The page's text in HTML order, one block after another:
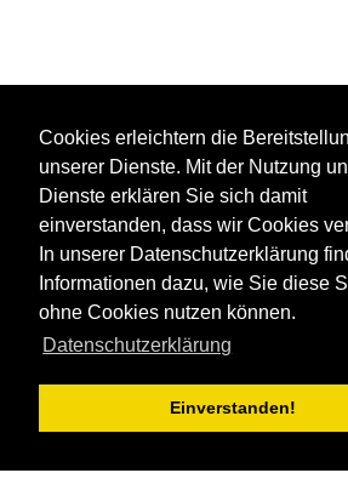
Cookies erleichtern die
unserer Dienste. Mit der Nutzung
Dienste erklären Sie sich damit
einverstanden, dass wir Cookies
In unserer Datenschutzerklärung
Informationen dazu, wie Sie diese
ohne Cookies nutzen können.
Datenschutzerklärung
Einverstanden!